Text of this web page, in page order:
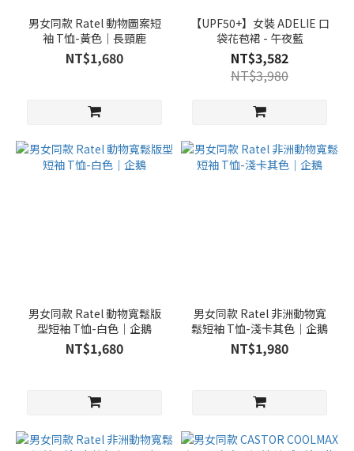
男女同款 Ratel 動物圖案短
袖 T恤-黃色｜長頸鹿
NT$1,680
【UPF50+】女裝 ADELIE 口
袋花苞裙 - 午夜藍
NT$3,582
NT$3,980
男女同款 Ratel 動物寬鬆版
型短袖 T恤-白色｜企鵝
NT$1,680
男女同款 Ratel 非洲動物寬
鬆短袖 T恤-淺卡其色｜企鵝
NT$1,980